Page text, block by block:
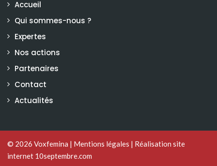
Accueil
Qui sommes-nous ?
Expertes
Nos actions
Partenaires
Contact
Actualités
© 2026 Voxfemina | Mentions légales | Réalisation site
internet 10septembre.com